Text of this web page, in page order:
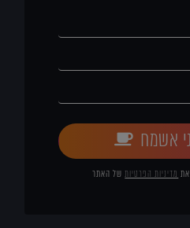
אשמח
מדיניות הפרטיותשל האתר